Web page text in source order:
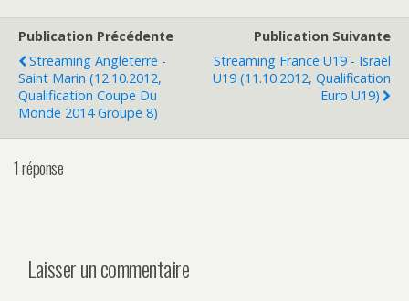
Publication Précédente
Streaming Angleterre -
Saint Marin (12.10.2012,
Qualification Coupe Du
Monde 2014 Groupe 8)
Publication Suivante
Streaming France U19 - Israël
U19 (11.10.2012, Qualification
Euro U19)
1 réponse
Laisser un commentaire